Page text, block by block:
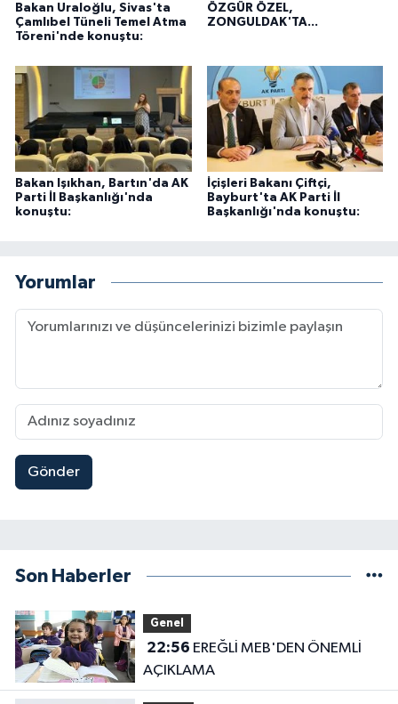
Bakan Uraloğlu, Sivas'ta
Çamlıbel Tüneli Temel Atma
Töreni'nde konuştu:
ÖZGÜR ÖZEL,
ZONGULDAK'TA...
Bakan Işıkhan, Bartın'da AK
Parti İl Başkanlığı'nda
konuştu:
İçişleri Bakanı Çiftçi,
Bayburt'ta AK Parti İl
Başkanlığı'nda konuştu:
Yorumlar
Gönder
Son Haberler
Genel
22:56
AÇIKLAMA